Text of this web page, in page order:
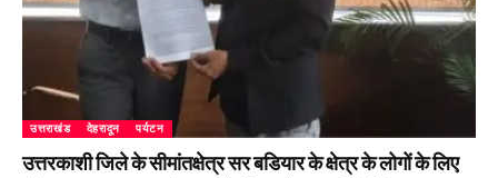
उत्तराखंड देहरादून पर्यटन
उत्तरकाशी जिले के सीमांतक्षेत्र सर बडियार के क्षेत्र के लोगों के लिए